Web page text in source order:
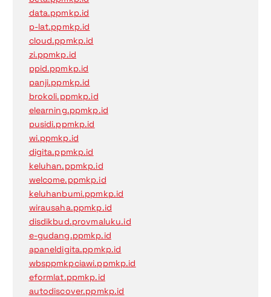
data.ppmkp.id
p-lat.ppmkp.id
cloud.ppmkp.id
zi.ppmkp.id
ppid.ppmkp.id
panji.ppmkp.id
brokoli.ppmkp.id
elearning.ppmkp.id
pusidi.ppmkp.id
wi.ppmkp.id
digita.ppmkp.id
keluhan.ppmkp.id
welcome.ppmkp.id
keluhanbumi.ppmkp.id
wirausaha.ppmkp.id
disdikbud.provmaluku.id
e-gudang.ppmkp.id
apaneldigita.ppmkp.id
wbsppmkpciawi.ppmkp.id
eformlat.ppmkp.id
autodiscover.ppmkp.id